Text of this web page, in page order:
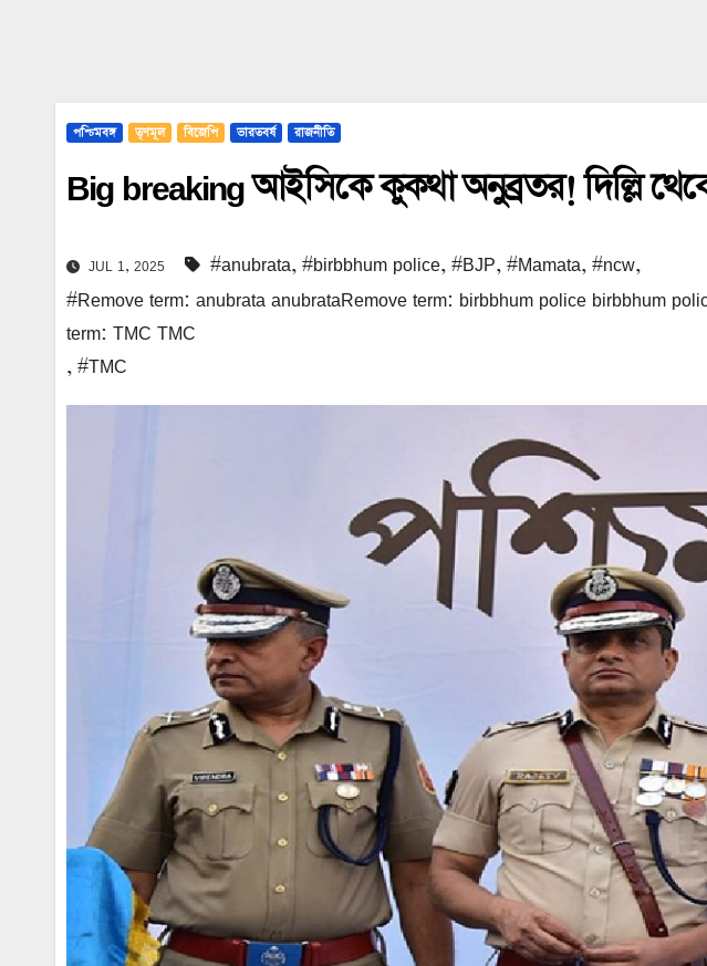
পশ্চিমবঙ্গ তৃণমূল বিজেপি ভারতবর্ষ রাজনীতি
Big breaking আইসিকে কুকথা অনুব্রতর! দিল্লি
JUL 1, 2025 #anubrata, #birbbhum police, #BJP, #Mamata, #ncw,
#Remove term: anubrata anubrataRemove term: birbbhum police birbbhum
term: TMC TMC
, #TMC